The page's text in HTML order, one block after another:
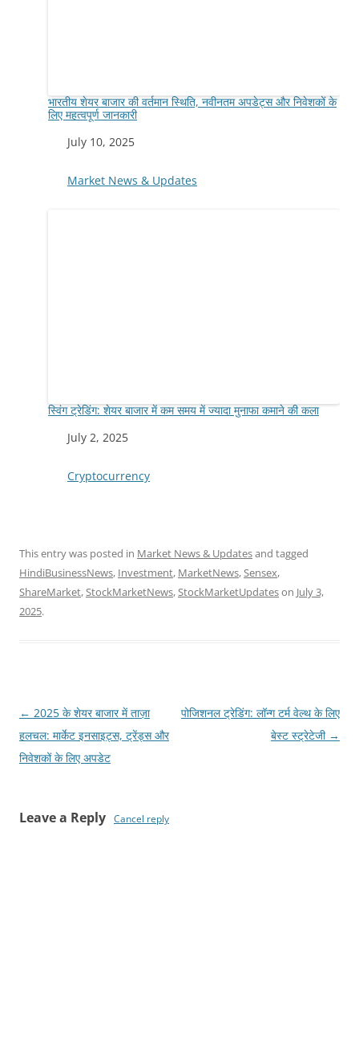
भारतीय शेयर बाजार की वर्तमान स्थिति, नवीनतम अपडेट्स और निवेशकों के
लिए महत्वपूर्ण जानकारी
Date
July 10, 2025
In relation to
Market News & Updates
स्विंग ट्रेडिंग: शेयर बाजार में कम समय में ज्यादा मुनाफा कमाने की कला
Date
July 2, 2025
In relation to
Cryptocurrency
This entry was posted in Market News & Updatesand tagged
HindiBusinessNews, Investment, MarketNews,Sensex,
ShareMarket,StockMarketNews,StockMarketUpdateson July 3,
2025.
Post
navigation
← 2025 के शेयर बाजार में ताज़ा
हलचल: मार्केट इनसाइट्स, ट्रेंड्स और
निवेशकों के लिए अपडेट
पोजिशनल ट्रेडिंग: लॉन्ग टर्म वेल्थ के लिए
बेस्ट स्ट्रेटेजी →
Leave a Reply Cancel reply